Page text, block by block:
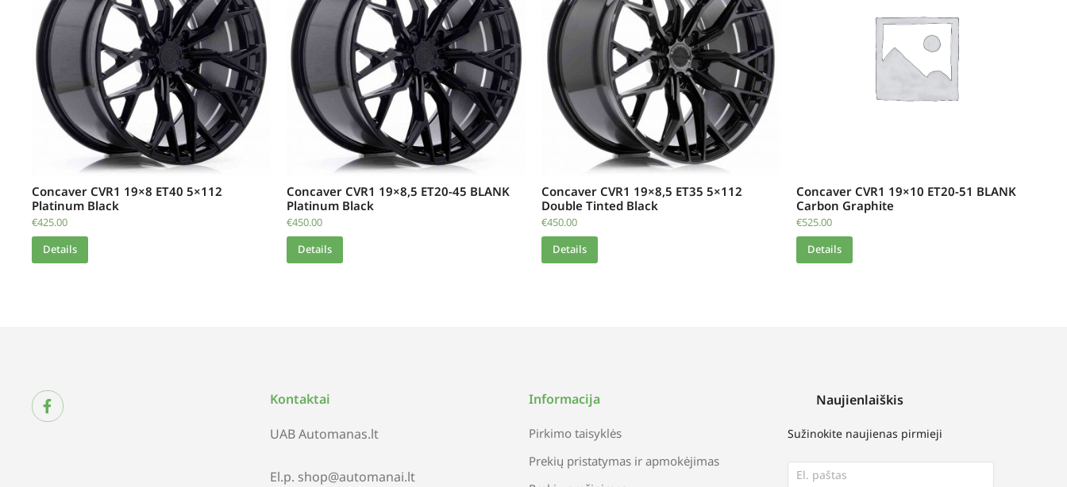
Concaver CVR1 19×8 ET40 5×112
Platinum Black
€425.00
Details
Concaver CVR1 19×8,5 ET20-45 BLANK
Platinum Black
€450.00
Details
Concaver CVR1 19×8,5 ET35 5×112
Double Tinted Black
€450.00
Details
Concaver CVR1 19×10 ET20-51 BLANK
Carbon Graphite
€525.00
Details
Kontaktai
UAB Automanas.lt
El.p. shop@automanai.lt
Informacija
Pirkimo taisyklės
Prekių pristatymas ir apmokėjimas
Naujienlaiškis
Sužinokite naujienas pirmieji